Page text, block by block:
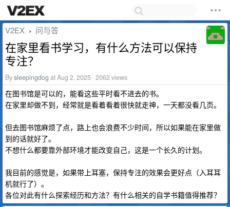
V2EX › 问与答
在家里看书学习，有什么方法可以保持
专注？
Bysleepingdog at Aug 2, 2025 · 2062 views
在图书馆是可以的，能看这些平时看不进去的书。
在家里却做不到，经常就是看着看着很快就走神，一天都没看几页。
但去图书馆麻烦了点，路上也会浪费不少时间，所以如果能在家里做
到的话就好了。
不想什么都要靠外部环境才能改变自己，这是一个长久的计划。
我目前的感觉是，如果带上耳塞，保持专注的效果会更好点（入耳耳
机就行了）。
各位对此有什么探索经历和方法？有什么相关的自学书籍值得推荐？